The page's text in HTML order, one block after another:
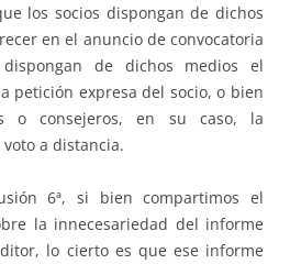
los socios dispongan de dichos
en el anuncio de convocatoria
de dichos medios el
petición expresa del socio, o bien
o consejeros, en su caso, la
a distancia.
6ª, si bien compartimos el
la innecesariedad del informe
lo cierto es que ese informe